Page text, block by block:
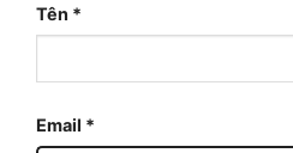
Tên *
Email *